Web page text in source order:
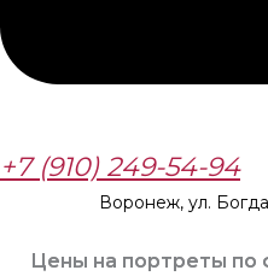
+7 (910) 249-54-94
Воронеж, ул.
Цены на портреты по